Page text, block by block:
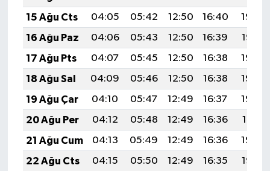
15 Ağu Cts
04:05 05:42 12:50 16:40
19:48
16 Ağu Paz
04:06 05:43 12:50 16:39
19:47
17 Ağu Pts
04:07 05:45 12:50 16:38
19:45
18 Ağu Sal
04:09 05:46 12:50 16:38
19:44
19 Ağu Çar
04:10 05:47 12:49 16:37
19:42
20 Ağu Per
04:12 05:48 12:49 16:36
19:41
21 Ağu Cum
04:13 05:49 12:49 16:36
19:39
22 Ağu Cts
04:15 05:50 12:49 16:35
19:38